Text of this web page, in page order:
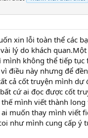
xin lỗi toàn thể các
lý do khách
không thể tiếp tục
điều này nhưng để
cả cốt truyện mình dự
cứ ai đọc được cốt
mình viết thành
muốn thay mình viết
như mình cung cấp ý